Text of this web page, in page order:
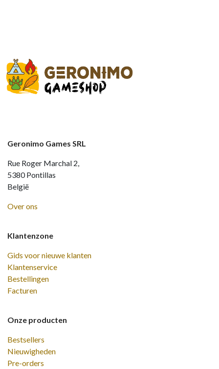
Klantenzone
Gids voor nieuwe klanten
Klantenservice
Bestellingen
Facturen
Onze producten
Bestsellers
Nieuwigheden
Pre-orders
Geronimo Games SRL
Rue Roger Marchal 2,
5380 Pontillas
België
Over ons